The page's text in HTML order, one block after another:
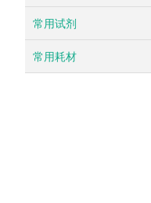
常用试剂
常用耗材